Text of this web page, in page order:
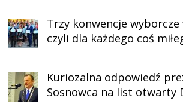
Trzy konwencje wyborcze
czyli dla każdego coś
Kuriozalna odpowiedź
Sosnowca na list otwarty